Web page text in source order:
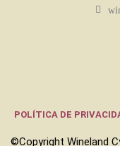
POLÍTICA DE
©Copyright Wineland